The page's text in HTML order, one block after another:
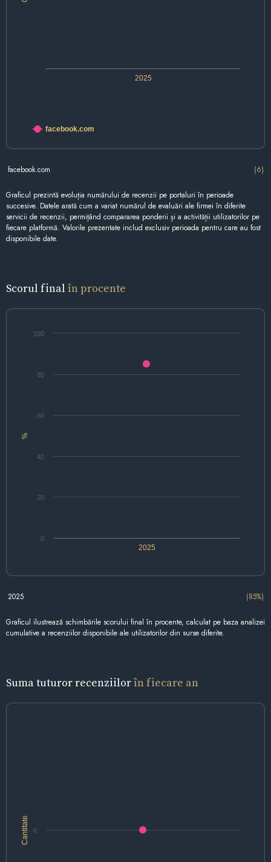
2025
facebook.com
facebook.com (6)
Graficul prezintă evoluția numărului de recenzii pe portaluri în perioade
succesive. Datele arată cum a variat numărul de evaluări ale firmei în diferite
servicii de recenzii, permițând compararea ponderii și a activității utilizatorilor pe
fiecare platformă. Valorile prezentate includ exclusiv perioada pentru care au fost
disponibile date.
Scorul final în procente
%
2025
0
20
40
60
80
100
2025 (85%)
Graficul ilustrează schimbările scorului final în procente, calculat pe baza analizei
cumulative a recenziilor disponibile ale utilizatorilor din surse diferite.
Suma tuturor recenziilorîn fiecare an
Cantitate 6